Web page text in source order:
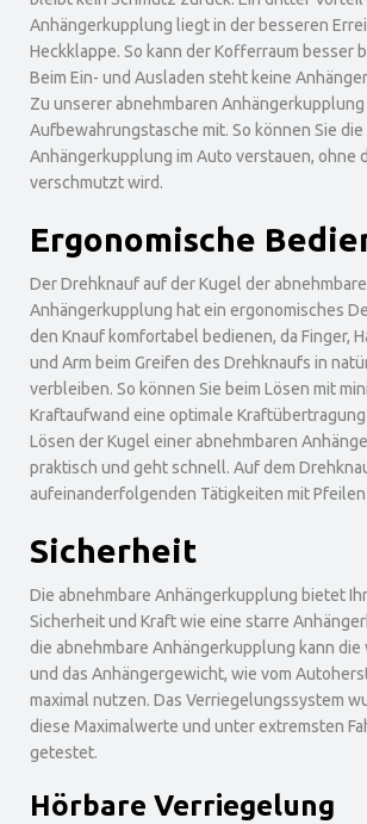
Anhängerkupplung liegt in der besseren
Heckklappe. So kann der Kofferraum besser
Beim Ein- und Ausladen steht keine
Zu unserer abnehmbaren
Aufbewahrungstasche mit. So können Sie die
Anhängerkupplung im Auto verstauen, ohne
verschmutzt wird.
Ergonomische
Der Drehknauf auf der Kugel der
Anhängerkupplung hat ein ergonomisches
den Knauf komfortabel bedienen, da Finger,
und Arm beim Greifen des Drehknaufs in
verbleiben. So können Sie beim Lösen mit
Kraftaufwand eine optimale
Lösen der Kugel einer abnehmbaren
praktisch und geht schnell. Auf dem
aufeinanderfolgenden Tätigkeiten mit
Sicherheit
Die abnehmbare Anhängerkupplung bietet
Sicherheit und Kraft wie eine starre
die abnehmbare Anhängerkupplung kann
und das Anhängergewicht, wie vom
maximal nutzen. Das Verriegelungssystem
diese Maximalwerte und unter extremsten
getestet.
Hörbare Verriegelung